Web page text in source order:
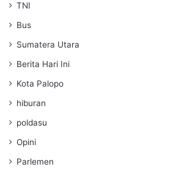
TNI
Bus
Sumatera Utara
Berita Hari Ini
Kota Palopo
hiburan
poldasu
Opini
Parlemen